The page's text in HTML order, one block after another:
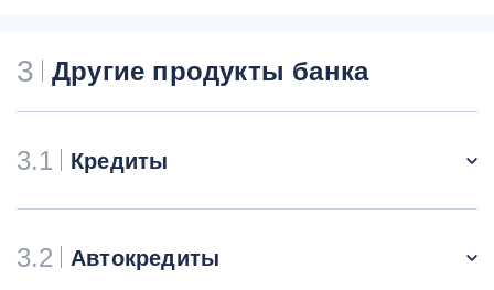
3 Другие продукты банка
3.1 Кредиты
3.2 Автокредиты